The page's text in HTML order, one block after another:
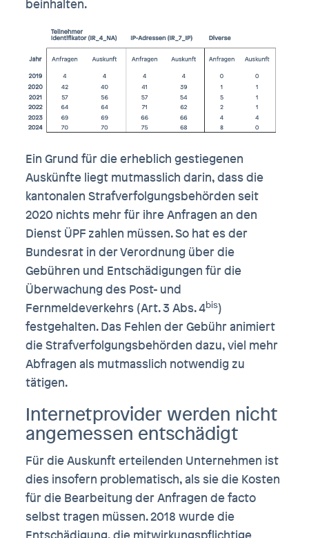
beinhalten.
Ein Grund für die erheblich gestiegenen
Auskünfte liegt mutmasslich darin, dass die
kantonalen Strafverfolgungsbehörden seit
2020 nichts mehr für ihre Anfragen an den
Dienst ÜPF zahlen müssen. So hat es der
Bundesrat in der Verordnung über die
Gebühren und Entschädigungen für die
Überwachung des Post- und
Fernmeldeverkehrs (Art. 3 Abs. 4bis)
festgehalten. Das Fehlen der Gebühr animiert
die Strafverfolgungsbehörden dazu, viel mehr
Abfragen als mutmasslich notwendig zu
tätigen.
Internetprovider werden nicht
angemessen entschädigt
Für die Auskunft erteilenden Unternehmen ist
dies insofern problematisch, als sie die Kosten
für die Bearbeitung der Anfragen de facto
selbst tragen müssen. 2018 wurde die
Entschädigung, die mitwirkungspflichtige